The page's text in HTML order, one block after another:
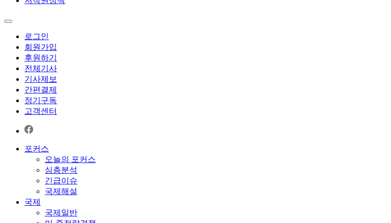
로그인
회원가입
후원하기
전체기사
기사제보
간편결제
정기구독
고객센터
포커스
오늘의 포커스
심층분석
긴급이슈
국제해설
국제
국제일반